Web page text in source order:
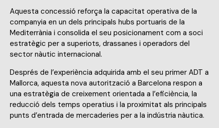
Aquesta concessió reforça la capacitat operativa de la
companyia en un dels principals hubs portuaris de la
Mediterrània i consolida el seu posicionament com a soci
estratègic per a superiots, drassanes i operadors del
sector nàutic internacional.
Després de l’experiència adquirida amb el seu primer ADT a
Mallorca, aquesta nova autorització a Barcelona respon a
una estratègia de creixement orientada a l’eficiència, la
reducció dels temps operatius i la proximitat als principals
punts d’entrada de mercaderies per a la indústria nàutica.